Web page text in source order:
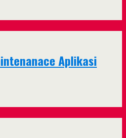
Aplikasi